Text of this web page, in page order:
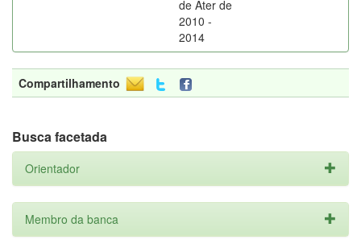
de Ater de
2010 -
2014
Compartilhamento
Busca facetada
Orientador
Membro da banca